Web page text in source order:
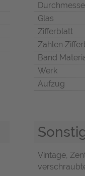
Glas
Zifferblatt
Zahlen
Band
Werk
Aufzug
Vintage,